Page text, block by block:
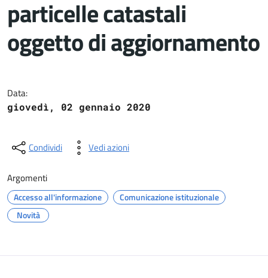
particelle catastali
oggetto di aggiornamento
Data:
giovedì, 02 gennaio 2020
Condividi Vedi azioni
Argomenti
Accesso all'informazione
Comunicazione istituzionale
Novità